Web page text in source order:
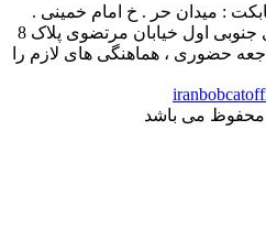
: میدان حر . خ امام خمینی .
خیابان کمالی . خیابان اسکندری جنوبی اول خیابان مرتضوی پلاک 8
حضوری ، هماهنگی های لازم را
محفوظ می باشد